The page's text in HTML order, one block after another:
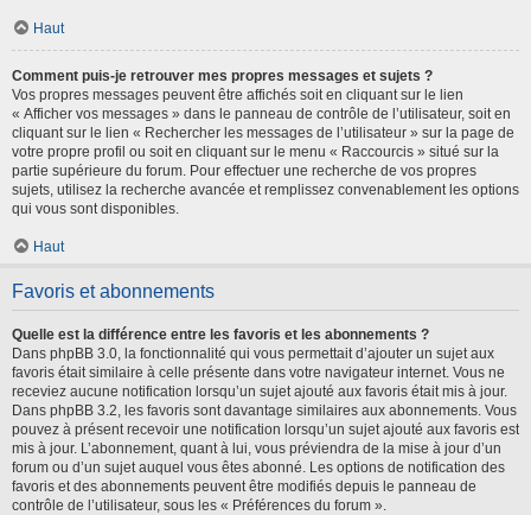
Haut
Comment puis-je retrouver mes propres messages et sujets ?
Vos propres messages peuvent être affichés soit en cliquant sur le lien
« Afficher vos messages » dans le panneau de contrôle de l’utilisateur, soit en
cliquant sur le lien « Rechercher les messages de l’utilisateur » sur la page de
votre propre profil ou soit en cliquant sur le menu « Raccourcis » situé sur la
partie supérieure du forum. Pour effectuer une recherche de vos propres
sujets, utilisez la recherche avancée et remplissez convenablement les options
qui vous sont disponibles.
Haut
Favoris et abonnements
Quelle est la différence entre les favoris et les abonnements ?
Dans phpBB 3.0, la fonctionnalité qui vous permettait d’ajouter un sujet aux
favoris était similaire à celle présente dans votre navigateur internet. Vous ne
receviez aucune notification lorsqu’un sujet ajouté aux favoris était mis à jour.
Dans phpBB 3.2, les favoris sont davantage similaires aux abonnements. Vous
pouvez à présent recevoir une notification lorsqu’un sujet ajouté aux favoris est
mis à jour. L’abonnement, quant à lui, vous préviendra de la mise à jour d’un
forum ou d’un sujet auquel vous êtes abonné. Les options de notification des
favoris et des abonnements peuvent être modifiés depuis le panneau de
contrôle de l’utilisateur, sous les « Préférences du forum ».